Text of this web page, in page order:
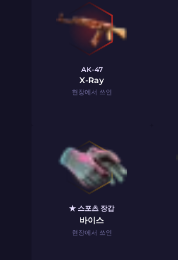
AK-47
X-Ray
현장에서 쓰인
★ 스포츠 장갑
바이스
현장에서 쓰인